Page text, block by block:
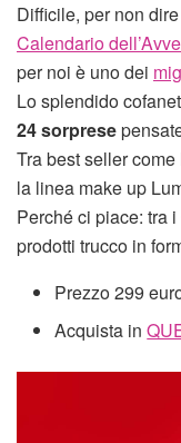
Difficile, per non
Calendario
per noi è uno dei
Lo splendido
24 sorprese
Tra best seller
la linea make up
Perché ci piace: tra
prodotti trucco in
Prezzo 299
Acquista in